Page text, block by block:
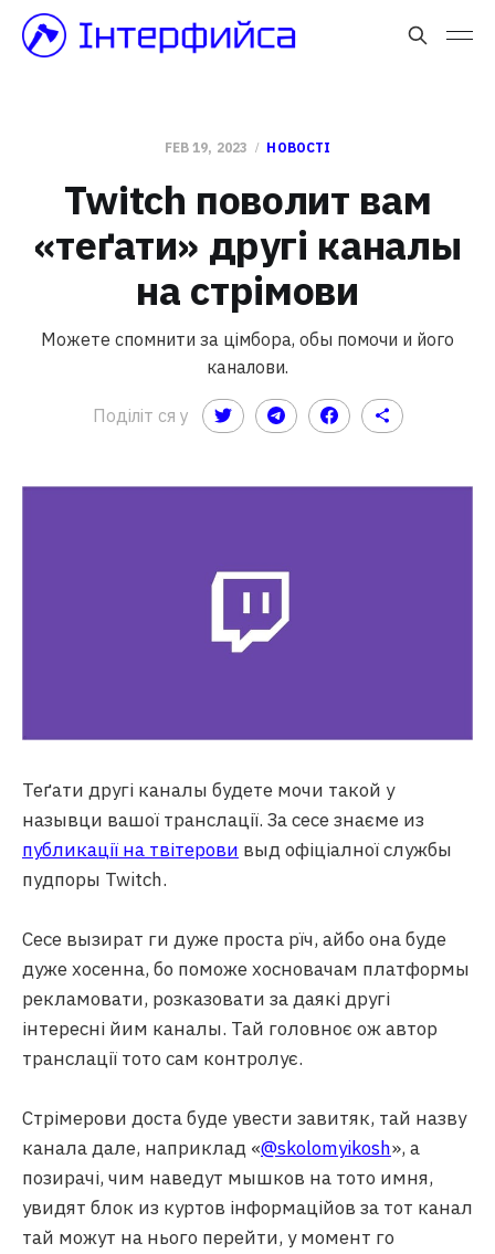
FEB 19, 2023 НОВОСТІ
Twitch поволит вам
«теґати» другі каналы
на стрімови
Можете спомнити за цімбора, обы помочи и його
каналови.
Поділіт ся у
Теґати другі каналы будете мочи такой у
назывци вашої транслації. За сесе знаєме из
публикації на твітерови выд офіціалної службы
пудпоры Twitch.
Сесе вызират ги дуже проста рїч, айбо она буде
дуже хосенна, бо поможе хосновачам платформы
рекламовати, розказовати за даякі другі
інтересні йим каналы. Тай головноє ож автор
транслації тото сам контролує.
Стрімерови доста буде увести завитяк, тай назву
канала дале, наприклад «@skolomyikosh», а
позирачі, чим наведут мышков на тото имня,
увидят блок из куртов інформаційов за тот канал
тай можут на нього перейти, у момент го